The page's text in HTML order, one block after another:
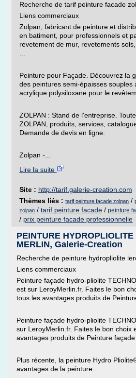
Recherche de tarif peinture facade
Liens commerciaux
Zolpan, fabricant de peinture et
en batiment, pour professionnels et
revetement de mur, revetements
Peinture pour Façade. Découvrez la
des peintures semi-épaisses souples
acrylique polysiloxane pour le
ZOLPAN : Stand de l'entreprise.
ZOLPAN, produits, services,
Demande de devis en ligne.
Zolpan -...
Lire la suite
Site : http://tarif.galerie-creation.com
Thèmes liés : tarif peinture facade zolpan /
zolpan / tarif peinture facade / peinture
/ prix peinture facade professionnelle
PEINTURE
MERLIN, Galerie-Creation
Recherche de peinture hydropliolite
Liens commerciaux
Peinture façade hydro-pliolite
est sur LeroyMerlin.fr. Faites le bon
tous les avantages produits de
Peinture façade hydro-pliolite
sur LeroyMerlin.fr. Faites le bon choix
avantages produits de Peinture façade
Plus récente, la peinture Hydro
avantages de la peinture...